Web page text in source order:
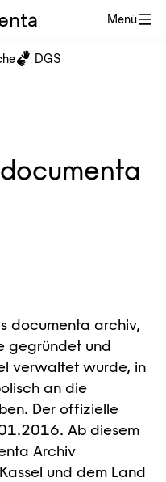
Menü
DGS
documenta archiv,
gegründet und
verwaltet wurde, in
an die
Der offizielle
Ab diesem
Archiv
und dem Land